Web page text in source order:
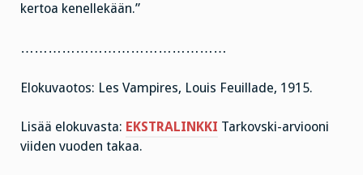
kertoa kenellekään.”
………………………………………
Elokuvaotos: Les Vampires, Louis Feuillade, 1915.
Lisää elokuvasta: EKSTRALINKKI Tarkovski-arviooni
viiden vuoden takaa.